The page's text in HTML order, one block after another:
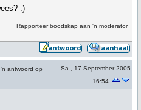
:)
Rapporteer boodskap aan 'n moderator
antwoord op
Sa., 17 September 2005
16:54